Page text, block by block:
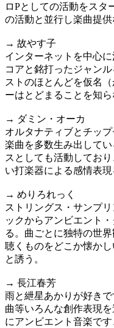
ロPとしての活動をスタ
の活動と並行し楽曲提供
→ 故やす子
インターネットを中心
コアと銘打ったジャン
ストのほとんどを仮名
ーはとどまることを知ら
→ ダミン・オーカ
オルタナティブとチッ
楽曲を多数生み出して
スとしても活動してお
い打楽器による感情表現
→ めりろれっく
ストリングス・サンプ
ックからアンビエント
る。曲ごとに独特の世
聴くものをどこか懐か
と誘う。
→ 長江春芳
雨と紲星あかりが好き
曲等いろんな創作表現
にアンビエント音楽で